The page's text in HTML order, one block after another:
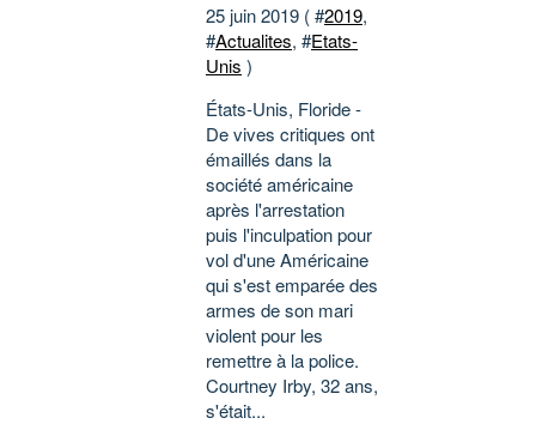
25 juin 2019 ( #2019,
#Actualites, #Etats-
Unis )
États-Unis, Floride -
De vives critiques ont
émaillés dans la
société américaine
après l'arrestation
puis l'inculpation pour
vol d'une Américaine
qui s'est emparée des
armes de son mari
violent pour les
remettre à la police.
Courtney Irby, 32 ans,
s'était...